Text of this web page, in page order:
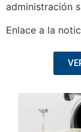
administración
Enlace a la